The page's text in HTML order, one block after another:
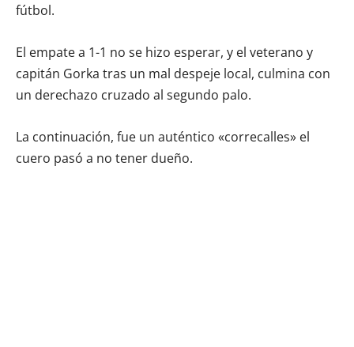
fútbol.
El empate a 1-1 no se hizo esperar, y el veterano y
capitán Gorka tras un mal despeje local, culmina con
un derechazo cruzado al segundo palo.
La continuación, fue un auténtico «correcalles» el
cuero pasó a no tener dueño.